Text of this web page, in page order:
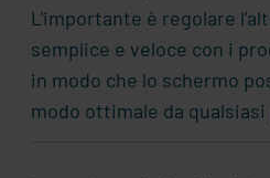
L'importante è regolare
semplice e veloce con i
in modo che lo schermo
modo ottimale da